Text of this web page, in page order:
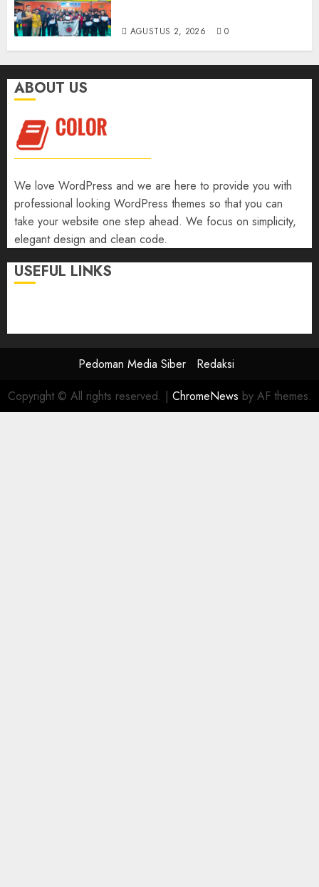
AGUSTUS 2, 2026 0
ABOUT US
We love WordPress and we are here to provide you with
professional looking WordPress themes so that you can
take your website one step ahead. We focus on simplicity,
elegant design and clean code.
USEFUL LINKS
Pedoman Media Siber
Redaksi
Copyright © All rights reserved. | ChromeNews by AF themes.